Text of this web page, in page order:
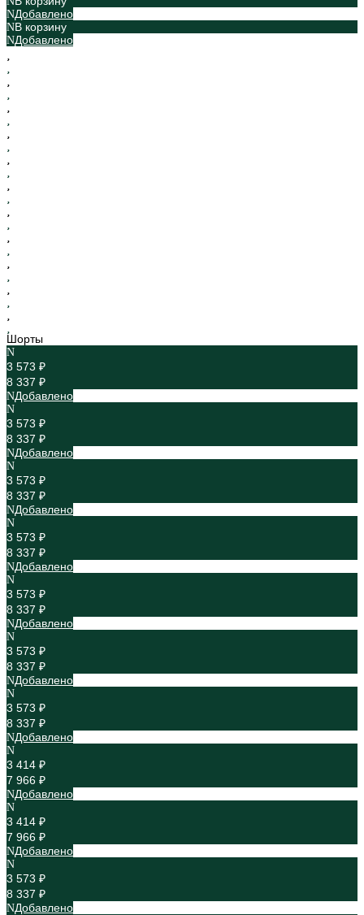
Добавлено
В корзину
Добавлено
Шорты
3 573 ₽
8 337 ₽
Добавлено
3 573 ₽
8 337 ₽
Добавлено
3 573 ₽
8 337 ₽
Добавлено
3 573 ₽
8 337 ₽
Добавлено
3 573 ₽
8 337 ₽
Добавлено
3 573 ₽
8 337 ₽
Добавлено
3 573 ₽
8 337 ₽
Добавлено
3 414 ₽
7 966 ₽
Добавлено
3 414 ₽
7 966 ₽
Добавлено
3 573 ₽
8 337 ₽
Добавлено